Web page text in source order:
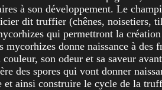
à son développement. Le
dit truffier (chênes, noisetiers,
qui permettront la
donne naissance à des
son odeur et sa saveur
des spores qui vont donner
ainsi construire le cycle de la